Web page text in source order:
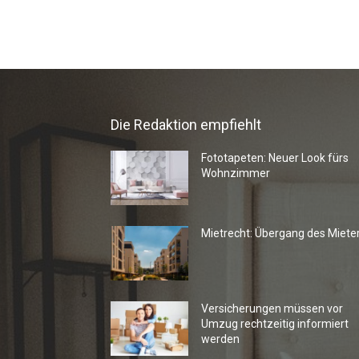
Die Redaktion empfiehlt
Fototapeten: Neuer Look fürs
Wohnzimmer
Mietrecht: Übergang des
Versicherungen müssen vor
Umzug rechtzeitig informiert
werden